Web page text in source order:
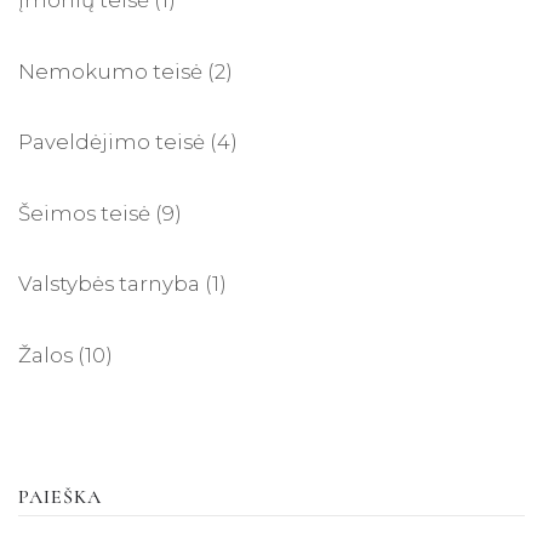
Nemokumo teisė (2)
Paveldėjimo teisė (4)
Šeimos teisė (9)
Valstybės tarnyba (1)
Žalos (10)
PAIEŠKA